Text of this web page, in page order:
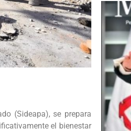
(Sideapa), se prepara
el bienestar